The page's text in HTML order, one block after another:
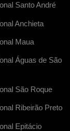
Santo André
Anchieta
Maua
Águas de São
São Roque
Ribeirão Preto
Epitácio